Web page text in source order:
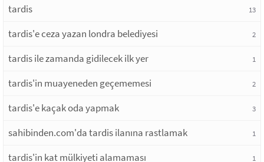
tardis 13
tardis'e ceza yazan londra belediyesi 2
tardis ile zamanda gidilecek ilk yer 1
tardis'in muayeneden geçememesi 2
tardis'e kaçak oda yapmak 3
sahibinden.com'da tardis ilanına rastlamak 1
tardis'in kat mülkiyeti alamaması 1